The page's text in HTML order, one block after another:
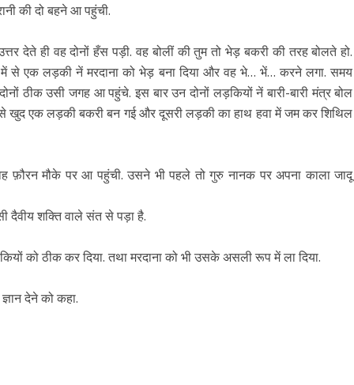
की दो बहने आ पहुंची.
देते ही वह दोनों हँस पड़ी. वह बोलीं की तुम तो भेड़ बकरी की तरह बोलते हो.
से एक लड़की नें मरदाना को भेड़ बना दिया और वह भे… भें… करने लगा. समय
ठीक उसी जगह आ पहुंचे. इस बार उन दोनों लड़कियों नें बारी-बारी मंत्र बोल
खुद एक लड़की बकरी बन गई और दूसरी लड़की का हाथ हवा में जम कर शिथिल
फ़ौरन मौके पर आ पहुंची. उसने भी पहले तो गुरु नानक पर अपना काला जादू
दैवीय शक्ति वाले संत से पड़ा है.
को ठीक कर दिया. तथा मरदाना को भी उसके असली रूप में ला दिया.
देने को कहा.